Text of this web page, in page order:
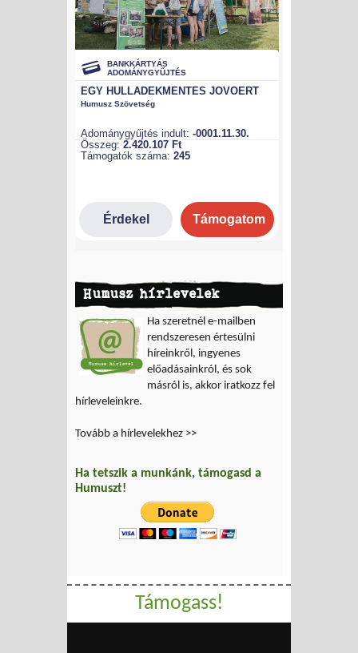
Humusz hírlevelek
Ha szeretnél e-mailben
rendszeresen értesülni
híreinkről, ingyenes
előadásainkról, és sok
másról is, akkor iratkozz fel
hírleveleinkre.
Tovább a hírlevelekhez >>
Ha tetszik a munkánk, támogasd a
Humuszt!
Támogass!